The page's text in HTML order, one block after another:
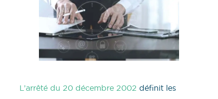
L’arrêté du 20 décembre 2002 définit les